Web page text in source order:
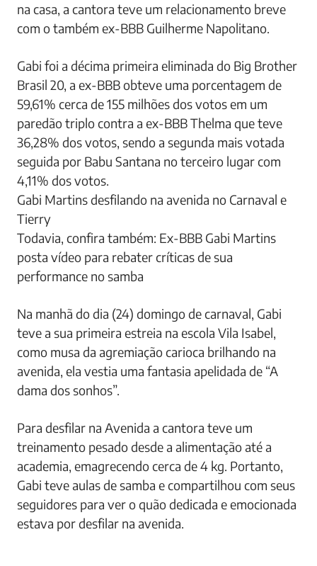
na casa, a cantora teve um relacionamento breve
com o também ex-BBB Guilherme Napolitano.
Gabi foi a décima primeira eliminada do Big Brother
Brasil 20, a ex-BBB obteve uma porcentagem de
59,61% cerca de 155 milhões dos votos em um
paredão triplo contra a ex-BBB Thelma que teve
36,28% dos votos, sendo a segunda mais votada
seguida por Babu Santana no terceiro lugar com
4,11% dos votos.
Gabi Martins desfilando na avenida no Carnaval e
Tierry
Todavia, confira também: Ex-BBB Gabi Martins
posta vídeo para rebater críticas de sua
performance no samba
Na manhã do dia (24) domingo de carnaval, Gabi
teve a sua primeira estreia na escola Vila Isabel,
como musa da agremiação carioca brilhando na
avenida, ela vestia uma fantasia apelidada de “A
dama dos sonhos”.
Para desfilar na Avenida a cantora teve um
treinamento pesado desde a alimentação até a
academia, emagrecendo cerca de 4 kg. Portanto,
Gabi teve aulas de samba e compartilhou com seus
seguidores para ver o quão dedicada e emocionada
estava por desfilar na avenida.